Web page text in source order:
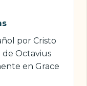
por Cristo
de Octavius
en Grace